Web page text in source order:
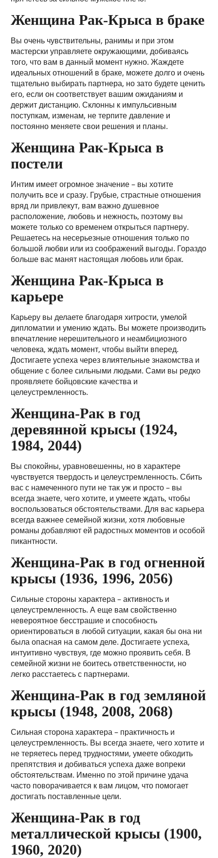
Женщина Рак-Крыса в браке
Вы очень чувствительны, ранимы и при этом
мастерски управляете окружающими, добиваясь
того, что вам в данный момент нужно. Жаждете
идеальных отношений в браке, можете долго и очень
тщательно выбирать партнера, но зато будете ценить
его, если он соответствует вашим ожиданиям и
держит дистанцию. Склонны к импульсивным
поступкам, изменам, не терпите давление и
постоянно меняете свои решения и планы.
Женщина Рак-Крыса в
постели
Интим имеет огромное значение – вы хотите
получить все и сразу. Грубые, страстные отношения
вряд ли привлекут, вам важно душевное
расположение, любовь и нежность, поэтому вы
можете только со временем открыться партнеру.
Решаетесь на несерьезные отношения только по
большой любви или из соображений выгоды. Гораздо
больше вас манят настоящая любовь или брак.
Женщина Рак-Крыса в
карьере
Карьеру вы делаете благодаря хитрости, умелой
дипломатии и умению ждать. Вы можете производить
впечатление нерешительного и неамбициозного
человека, ждать момент, чтобы выйти вперед.
Достигаете успеха через влиятельные знакомства и
общение с более сильными людьми. Сами вы редко
проявляете бойцовские качества и
целеустремленность.
Женщина-Рак в год
деревянной крысы (1924,
1984, 2044)
Вы спокойны, уравновешенны, но в характере
чувствуется твердость и целеустремленность. Сбить
вас с намеченного пути не так уж и просто – вы
всегда знаете, чего хотите, и умеете ждать, чтобы
воспользоваться обстоятельствами. Для вас карьера
всегда важнее семейной жизни, хотя любовные
романы добавляют ей радостных моментов и особой
пикантности.
Женщина-Рак в год огненной
крысы (1936, 1996, 2056)
Сильные стороны характера – активность и
целеустремленность. А еще вам свойственно
невероятное бесстрашие и способность
ориентироваться в любой ситуации, какая бы она ни
была опасная на самом деле. Достигаете успеха,
интуитивно чувствуя, где можно проявить себя. В
семейной жизни не боитесь ответственности, но
легко расстаетесь с партнерами.
Женщина-Рак в год земляной
крысы (1948, 2008, 2068)
Сильная сторона характера – практичность и
целеустремленность. Вы всегда знаете, чего хотите и
не теряетесь перед трудностями, умеете обходить
препятствия и добиваться успеха даже вопреки
обстоятельствам. Именно по этой причине удача
часто поворачивается к вам лицом, что помогает
достигать поставленные цели.
Женщина-Рак в год
металлической крысы (1900,
1960, 2020)